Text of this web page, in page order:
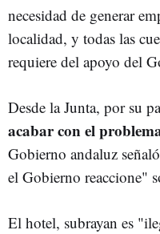
necesidad de generar
localidad, y todas las
requiere del apoyo del
Desde la Junta, por su
acabar con el
Gobierno andaluz
el Gobierno reaccione"
El hotel, subrayan es